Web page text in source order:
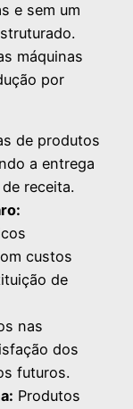
e sem um
máquinas
por
de produtos
a entrega
receita.
custos
de
nas
dos
futuros.
Produtos